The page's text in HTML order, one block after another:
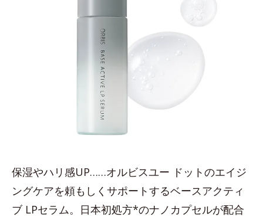
保湿やハリ感UP……オルビスユー ドットのエイジ
ングケアを頼もしくサポートするベースアクティ
ブ LPセラム。日本初処方*のナノカプセルが配合